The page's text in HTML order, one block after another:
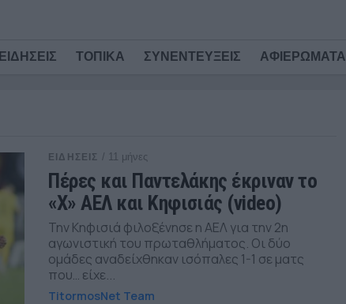
ΕΙΔΗΣΕΙΣ ΤΟΠΙΚΑ ΣΥΝΕΝΤΕΥΞΕΙΣ ΑΦΙΕΡΩΜΑΤΑ
ΕΙΔΗΣΕΙΣ / 11 μήνες
Πέρες και Παντελάκης έκριναν το
«Χ» ΑΕΛ και Κηφισιάς (video)
Την Κηφισιά φιλοξένησε η ΑΕΛ για την 2η
αγωνιστική του πρωταθλήματος. Οι δύο
ομάδες αναδείχθηκαν ισόπαλες 1-1 σε ματς
που… είχε...
TitormosNet Team